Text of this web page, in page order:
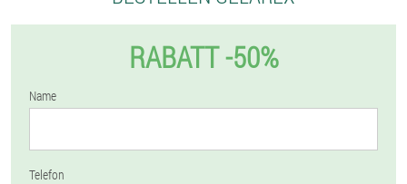
RABATT -50%
Name
Telefon